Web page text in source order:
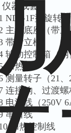
仪器成套
1F型旋转
机底座（带
齿立柱
助控制箱（内
热器
量转子（21、
接钩、过渡
源线（250V
串口线
加热控制线